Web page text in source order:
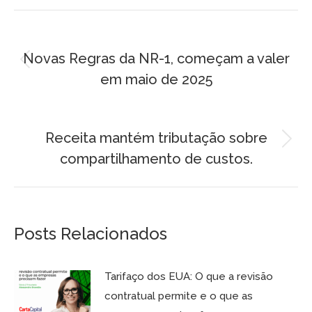
de
Post
anterior:
Novas Regras da NR-1, começam a valer
em maio de 2025
Próximo
post:
Receita mantém tributação sobre
compartilhamento de custos.
Posts Relacionados
Tarifaço dos EUA: O que a revisão
contratual permite e o que as